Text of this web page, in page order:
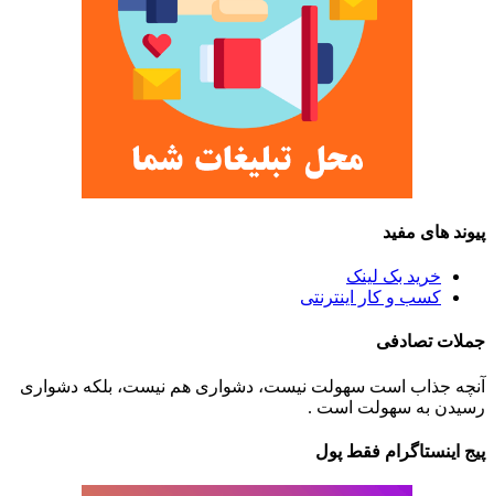
پیوند های مفید
خرید بک لینک
کسب و کار اینترنتی
جملات تصادفی
آنچه جذاب است سهولت نیست، دشواری هم نیست، بلکه دشواری
رسیدن به سهولت است .
پیج اینستاگرام فقط پول